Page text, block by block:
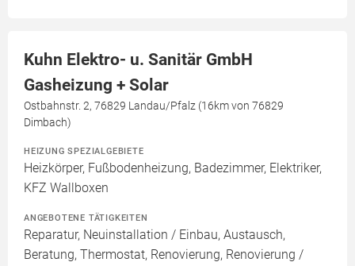
Kuhn Elektro- u. Sanitär GmbH
Gasheizung + Solar
Ostbahnstr. 2, 76829 Landau/Pfalz (16km von 76829
Dimbach)
HEIZUNG SPEZIALGEBIETE
Heizkörper, Fußbodenheizung, Badezimmer, Elektriker,
KFZ Wallboxen
ANGEBOTENE TÄTIGKEITEN
Reparatur, Neuinstallation / Einbau, Austausch,
Beratung, Thermostat, Renovierung, Renovierung /